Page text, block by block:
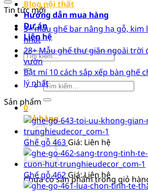
Blog nội thất
Hướng dẫn mua hàng
Dự án
Liên hệ
Tìm
kiếm:
Tìm
kiếm:
0
Giỏ hàng
Chưa có sản phẩm trong giỏ
Tin tức mới
3+ mẫu ghế bar nâng hạ gỗ, kim
nhất
28+ Mẫu ghế thư giãn ngoài trời
vườn
Bật mí 10 cách sắp xếp bàn ghế
lý nhất
Sản phẩm
Ghế gỗ 463 Giá: Liên hệ
Ghế gỗ 462 Giá: Liên hệ